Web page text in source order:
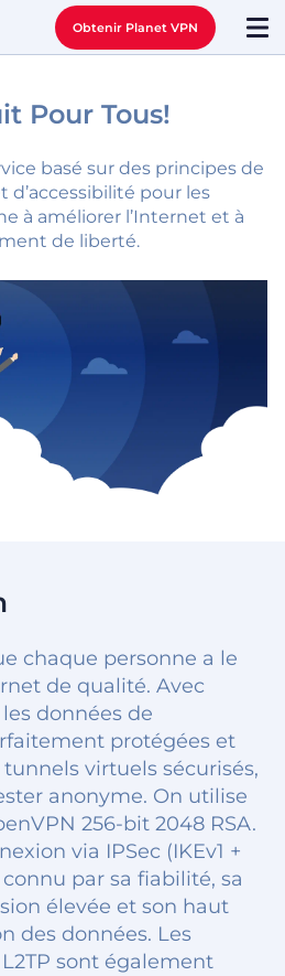
Obtenir Planet VPN
Pour Tous!
basé sur des principes de
d’accessibilité pour les
à améliorer l’Internet et à
de liberté.
chaque personne a le
de qualité. Avec
données de
protégées et
virtuels sécurisés,
anonyme. On utilise
256-bit 2048 RSA.
via IPSec (IKEv1 +
par sa fiabilité, sa
élevée et son haut
des données. Les
sont également